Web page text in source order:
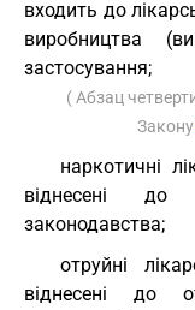
входить до
виробництва
застосування;
( Абзац
Закону
наркотичні
віднесені до
законодавства;
отруйні
віднесені до